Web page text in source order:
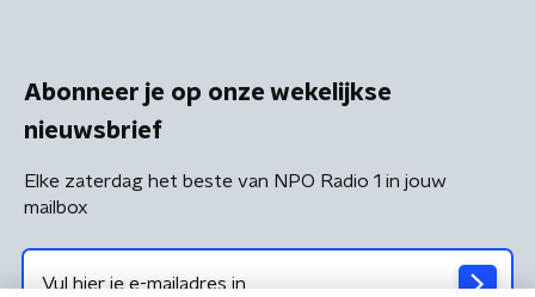
Abonneer je op onze wekelijkse
nieuwsbrief
Elke zaterdag het beste van NPO Radio 1 in jouw
mailbox